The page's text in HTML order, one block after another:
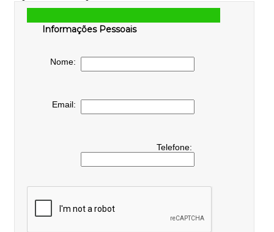
Informações Pessoais
Nome:
Email:
Telefone: